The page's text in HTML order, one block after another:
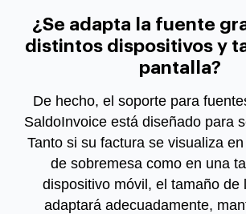
¿Se adapta la fuente
distintos dispositivos y
pantalla?
De hecho, el soporte para
SaldoInvoice está diseñado para
Tanto si su factura se visualiza
de sobremesa como en una
dispositivo móvil, el tamaño de
adaptará adecuadamente,